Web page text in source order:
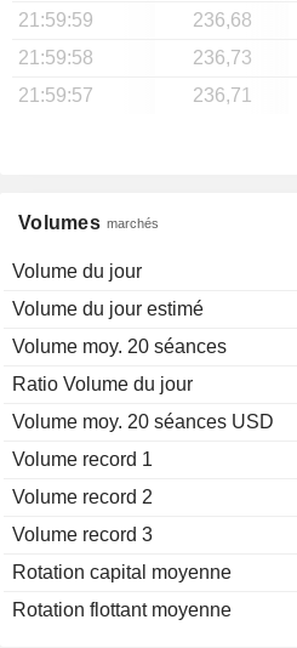
Volumes marchés
Volume du jour
Volume du jour estimé
Volume moy. 20 séances
Ratio Volume du jour
Volume moy. 20 séances USD
Volume record 1
Volume record 2
Volume record 3
Rotation capital moyenne
Rotation flottant moyenne
21:59:59
236,68
21:59:58
236,73
21:59:57
236,71